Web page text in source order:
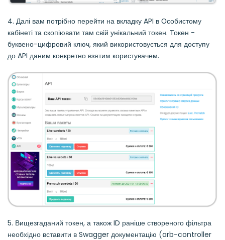
4. Далі вам потрібно перейти на вкладку API в Особистому
кабінеті та скопіювати там свій унікальний токен. Токен -
буквено-цифровий ключ, який використовується для доступу
до API даним конкретно взятим користувачем.
5. Вищезгаданий токен, а також ID раніше створеного фільтра
необхідно вставити в Swagger документацію (arb-controller